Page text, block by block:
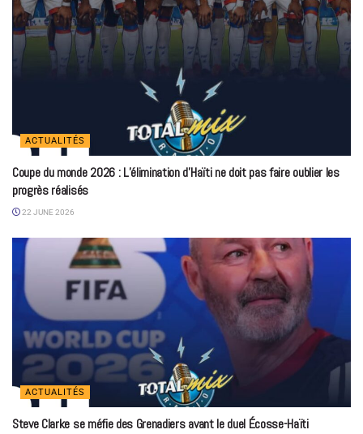
ACTUALITÉS
Coupe du monde 2026 : L’élimination d’Haïti ne doit pas faire oublier les
progrès réalisés
22 JUNE 2026
ACTUALITÉS
Steve Clarke se méfie des Grenadiers avant le duel Écosse-Haïti